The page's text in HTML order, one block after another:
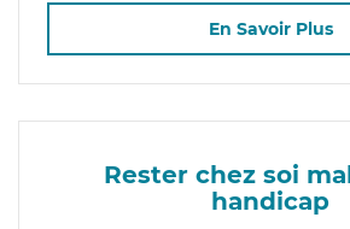
En Savoir Plus
Rester chez soi
handicap